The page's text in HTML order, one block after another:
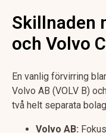
Skillnaden
och Volvo
En vanlig förvirring
Volvo AB (VOLV B)
två helt separata
Volvo AB: